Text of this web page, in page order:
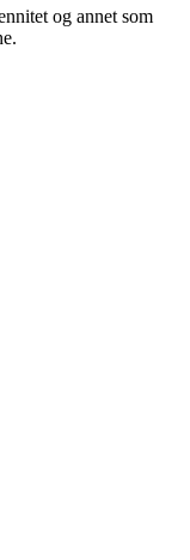
og annet som